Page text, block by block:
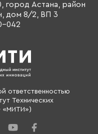
ответственностью
Технических
«МИТИ»)
город Астана, район
дом 8/2, ВП 3
042